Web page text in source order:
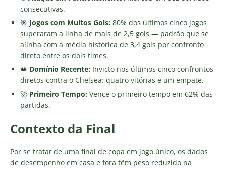
consecutivas.
🎯 Jogos com Muitos Gols: 80% dos últimos cinco jogos
superaram a linha de mais de 2,5 gols — padrão que se
alinha com a média histórica de 3,4 gols por confronto
direto entre os dois times.
👑 Domínio Recente: Invicto nos últimos cinco confrontos
diretos contra o Chelsea: quatro vitórias e um empate.
🚀 Primeiro Tempo: Vence o primeiro tempo em 62% das
partidas.
Contexto da Final
Por se tratar de uma final de copa em jogo único, os dados
de desempenho em casa e fora têm peso reduzido na